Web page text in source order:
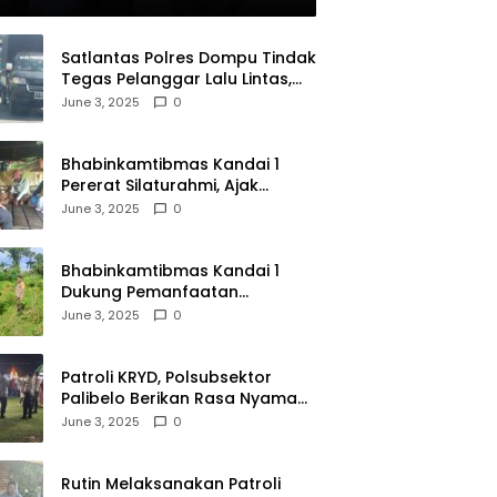
Satlantas Polres Dompu Tindak
Tegas Pelanggar Lalu Lintas,
Mobil Bodong, dan Kendaraan
June 3, 2025 0
Bhabinkamtibmas Kandai 1
Pererat Silaturahmi, Ajak
Warga Jaga Keamanan
June 3, 2025 0
Bhabinkamtibmas Kandai 1
Dukung Pemanfaatan
Pekarangan untuk Ketahanan
June 3, 2025 0
Patroli KRYD, Polsubsektor
Palibelo Berikan Rasa Nyaman
Bagi Masyarakat dan
June 3, 2025 0
Rutin Melaksanakan Patroli